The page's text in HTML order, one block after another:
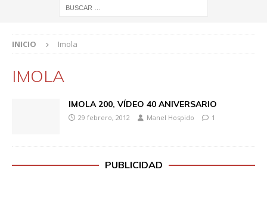
INICIO Imola
IMOLA
IMOLA 200, VÍDEO 40 ANIVERSARIO
29 febrero, 2012 Manel Hospido 1
PUBLICIDAD